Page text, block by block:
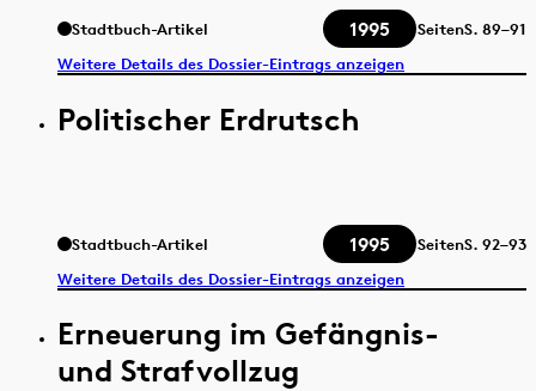
Stadtbuch-Artikel 1995 SeitenS. 89–91
Weitere Details des Dossier-Eintrags anzeigen
Politischer Erdrutsch
Stadtbuch-Artikel 1995 SeitenS. 92–93
Weitere Details des Dossier-Eintrags anzeigen
Erneuerung im Gefängnis-
und Strafvollzug